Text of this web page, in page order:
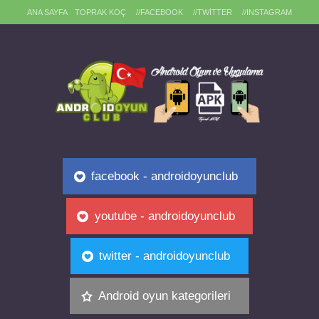
ANA SAYFA TOPRAK KOÇ //FACEBOOK //TWITTER //INSTAGRAM
facebook - androidoyunclub
youtube - androidoyunclub
twitter - androidoyunclub
Android oyun kategorileri